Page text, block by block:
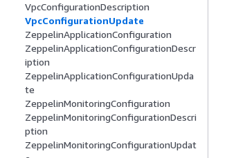
VpcConfigurationDescription
VpcConfigurationUpdate
ZeppelinApplicationConfiguration
ZeppelinApplicationConfigurationDescr
iption
ZeppelinApplicationConfigurationUpda
te
ZeppelinMonitoringConfiguration
ZeppelinMonitoringConfigurationDescri
ption
ZeppelinMonitoringConfigurationUpdat